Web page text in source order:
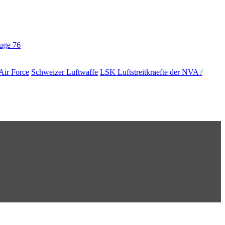
76
Force Schweizer Luftwaffe LSK Luftstreitkraefte der NVA /